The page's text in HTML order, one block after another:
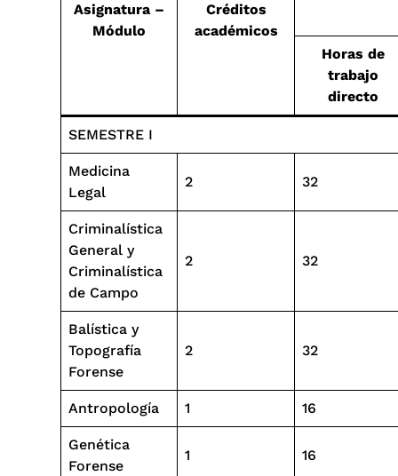
Asignatura –
Módulo
Créditos
académicos
Horas de
trabajo
directo
SEMESTRE I
Medicina
Legal
2 32
Criminalística
General y
Criminalística
de Campo
2 32
Balística y
Topografía
Forense
2 32
Antropología 1 16
Genética
Forense
1 16